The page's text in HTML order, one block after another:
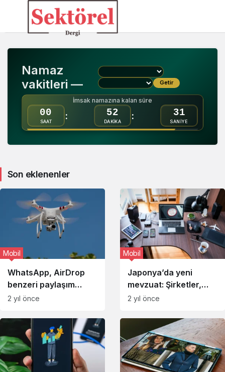
Mobil
Haberleri
Namaz
vakitleri —
Getir
İmsak namazına kalan süre
00
SAAT
: 52
DAKİKA
: 31
SANİYE
Son eklenenler
WhatsApp, AirDrop
benzeri paylaşım
özelliği üzerinde
Mobil
2 yıl önce
Japonya’da yeni
mevzuat: Şirketler,
Android ve iOS için
mağazalarını
yayınlayabilecek
Mobil
2 yıl önce